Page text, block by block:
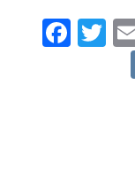
F T
w
itt